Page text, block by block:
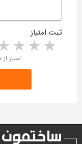
ثبت امتیاز
2 stars 1 star امتیاز از ۰ رای